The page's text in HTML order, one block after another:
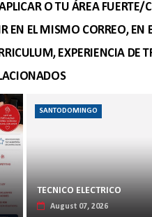
O TU ÁREA FUERTE/
EN EL MISMO CORREO,
EXPERIENCIA DE
SANTODOMINGO
TECNICO ELECTRICO
August 07, 2026